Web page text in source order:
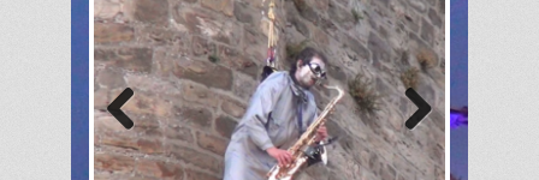
Previous Next